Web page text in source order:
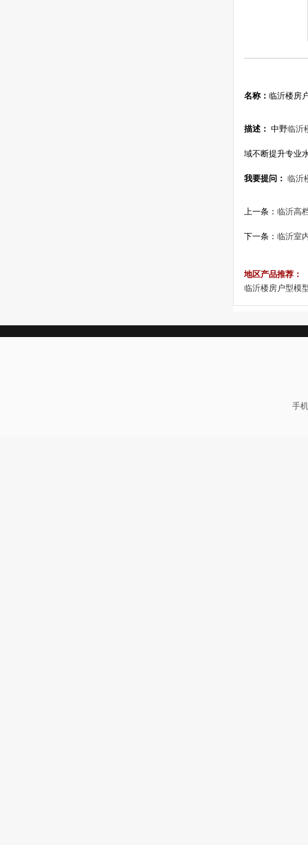
名称： 临沂楼房
描述： 中野临沂
域不断提升专业
我要提问： 临沂
上一条： 临沂高
下一条： 临沂室
地区产品推荐：
临沂楼房户型模
手